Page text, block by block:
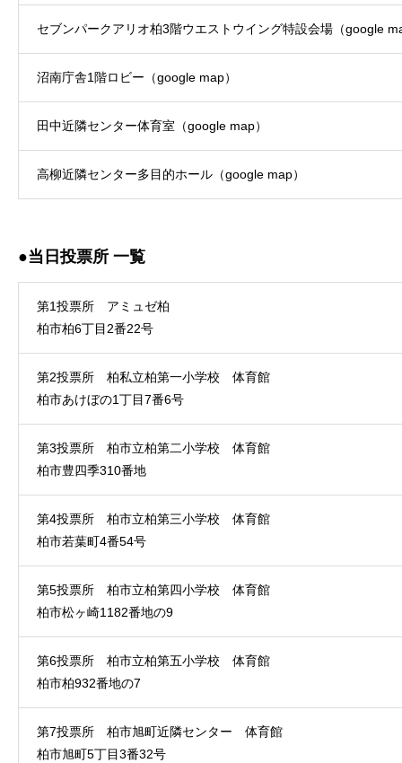
セブンパークアリオ柏3階ウエストウイング特設会場（google
沼南庁舎1階ロビー（google map）
田中近隣センター体育室（google map）
高柳近隣センター多目的ホール（google map）
●当日投票所 一覧
第1投票所 アミュゼ柏
柏市柏6丁目2番22号
第2投票所 柏私立柏第一小学校 体育館
柏市あけぼの1丁目7番6号
第3投票所 柏市立柏第二小学校 体育館
柏市豊四季310番地
第4投票所 柏市立柏第三小学校 体育館
柏市若葉町4番54号
第5投票所 柏市立柏第四小学校 体育館
柏市松ヶ崎1182番地の9
第6投票所 柏市立柏第五小学校 体育館
柏市柏932番地の7
第7投票所 柏市旭町近隣センター 体育館
柏市旭町5丁目3番32号